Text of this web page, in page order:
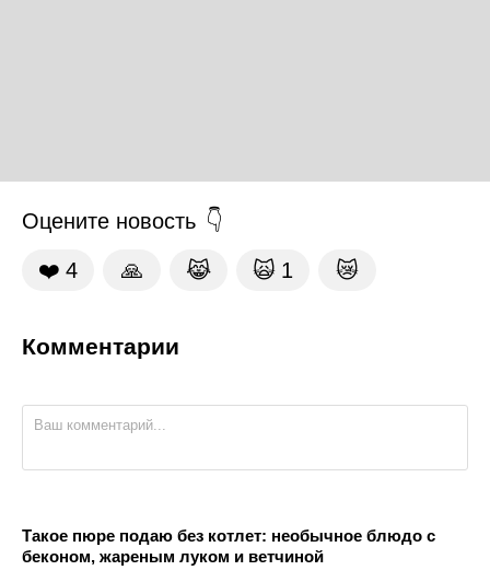
Оцените новость
❤️ 4 🙏 😹 🙀 1 😿
Комментарии
Такое пюре подаю без котлет: необычное блюдо с
беконом, жареным луком и ветчиной